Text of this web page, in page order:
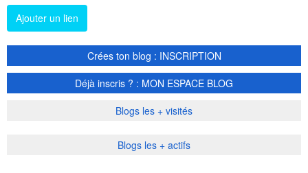
Ajouter un lien
Crées ton blog : INSCRIPTION
Déjà inscris ? : MON ESPACE BLOG
Blogs les + visités
Blogs les + actifs